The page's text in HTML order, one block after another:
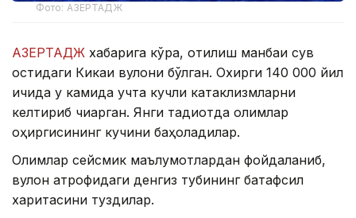
Фото: АЗЕРТАДЖ
АЗЕРТАДЖ хабарига кўра, отилиш манбаи сув
остидаги Кикаи вулқони бўлган. Охирги 140 000 йил
ичида у камида учта кучли катаклизмларни
келтириб чиқарган. Янги тадқиқотда олимлар
оҳиргисининг кучини баҳоладилар.
Олимлар сейсмик маълумотлардан фойдаланиб,
вулқон атрофидаги денгиз тубининг батафсил
харитасини туздилар.